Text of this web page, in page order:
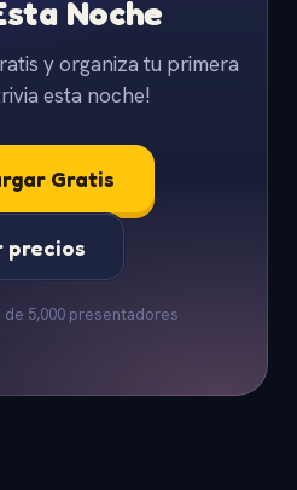
Noche
y organiza tu primera
esta noche!
Gratis
precios
de 5,000 presentadores